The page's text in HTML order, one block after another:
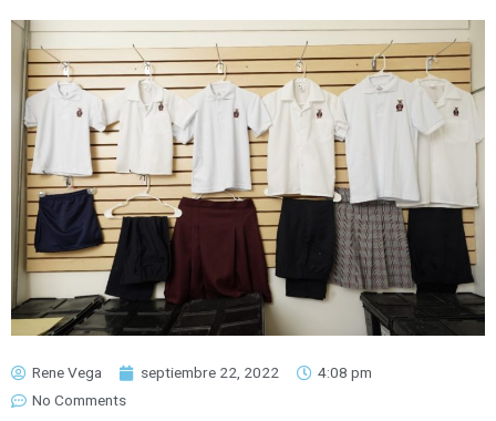
Rene Vega septiembre 22, 2022
4:08 pm
No Comments